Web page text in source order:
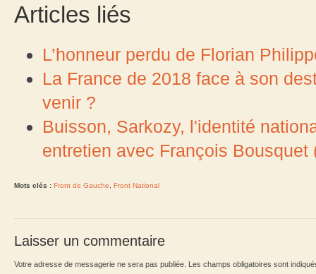
Articles liés
L’honneur perdu de Florian
La France de 2018 face à son
venir ?
Buisson, Sarkozy, l'identité
entretien avec François
Mots clés : Front de Gauche Front National
Laisser un commentaire
Votre adresse de messagerie ne sera pas publiée. Les champs obligatoires sont